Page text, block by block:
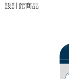
設計館商品